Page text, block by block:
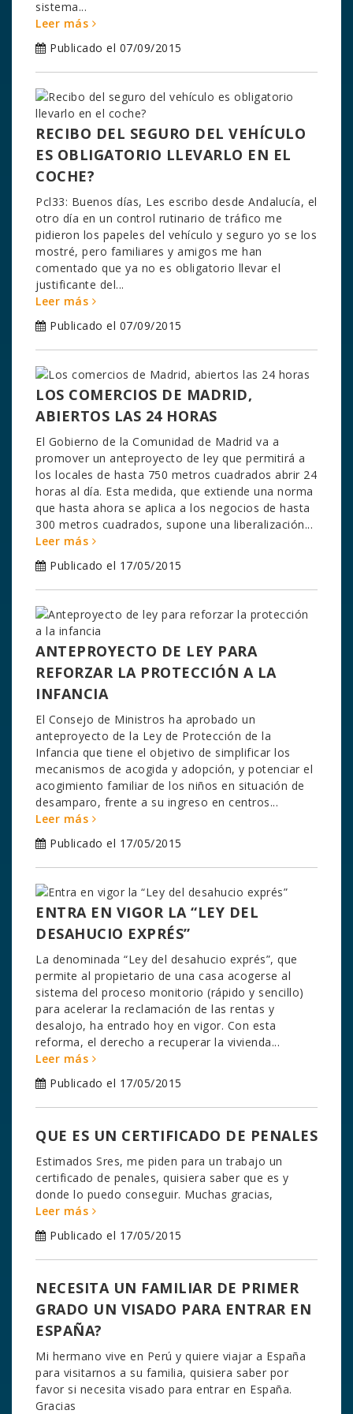
sistema...
Leer más
Publicado el 07/09/2015
RECIBO DEL SEGURO DEL VEHÍCULO
ES OBLIGATORIO LLEVARLO EN EL
COCHE?
Pcl33: Buenos días, Les escribo desde Andalucía, el
otro día en un control rutinario de tráfico me
pidieron los papeles del vehículo y seguro yo se los
mostré, pero familiares y amigos me han
comentado que ya no es obligatorio llevar el
justificante del...
Leer más
Publicado el 07/09/2015
LOS COMERCIOS DE MADRID,
ABIERTOS LAS 24 HORAS
El Gobierno de la Comunidad de Madrid va a
promover un anteproyecto de ley que permitirá a
los locales de hasta 750 metros cuadrados abrir 24
horas al día. Esta medida, que extiende una norma
que hasta ahora se aplica a los negocios de hasta
300 metros cuadrados, supone una liberalización...
Leer más
Publicado el 17/05/2015
ANTEPROYECTO DE LEY PARA
REFORZAR LA PROTECCIÓN A LA
INFANCIA
El Consejo de Ministros ha aprobado un
anteproyecto de la Ley de Protección de la
Infancia que tiene el objetivo de simplificar los
mecanismos de acogida y adopción, y potenciar el
acogimiento familiar de los niños en situación de
desamparo, frente a su ingreso en centros...
Leer más
Publicado el 17/05/2015
ENTRA EN VIGOR LA “LEY DEL
DESAHUCIO EXPRÉS”
La denominada “Ley del desahucio exprés”, que
permite al propietario de una casa acogerse al
sistema del proceso monitorio (rápido y sencillo)
para acelerar la reclamación de las rentas y
desalojo, ha entrado hoy en vigor. Con esta
reforma, el derecho a recuperar la vivienda...
Leer más
Publicado el 17/05/2015
QUE ES UN CERTIFICADO DE PENALES
Estimados Sres, me piden para un trabajo un
certificado de penales, quisiera saber que es y
donde lo puedo conseguir. Muchas gracias,
Leer más
Publicado el 17/05/2015
NECESITA UN FAMILIAR DE PRIMER
GRADO UN VISADO PARA ENTRAR EN
ESPAÑA?
Mi hermano vive en Perú y quiere viajar a España
para visitarnos a su familia, quisiera saber por
favor si necesita visado para entrar en España.
Gracias